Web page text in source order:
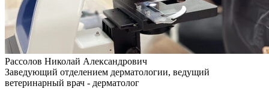
Рассолов Николай Александрович
Заведующий отделением дерматологии, ведущий
ветеринарный врач - дерматолог